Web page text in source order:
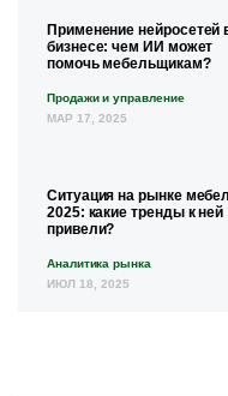
Применение нейросетей
бизнесе: чем ИИ может
помочь мебельщикам?
Продажи и управление
МАР 17, 2025
Ситуация на рынке
2025: какие тренды к ней
привели?
Аналитика рынка
ИЮЛ 18, 2025